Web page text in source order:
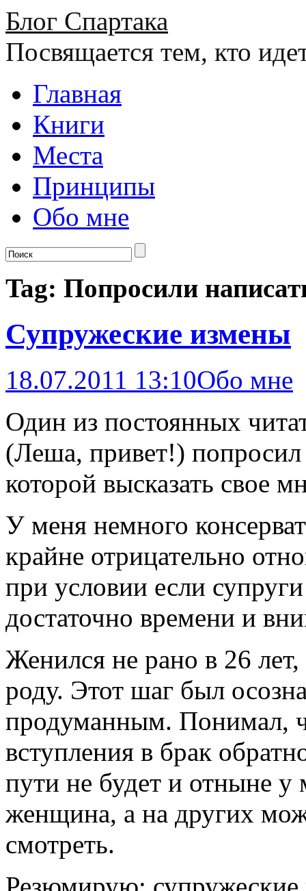
Блог Спартака
Посвящается тем, кто
Главная
Книги
Места
Принципы
Обо мне
Tag: Попросили
Супружеские измены
18.07.2011 13:10Обо мне
Один из постоянных
(Леша, привет!) попросил
которой высказать свое
У меня немного
крайне отрицательно
при условии если
достаточно времени и
Женился не рано в 26
роду. Этот шаг был
продуманным. Понимал,
вступления в брак
пути не будет и отныне у
женщина, а на других
смотреть.